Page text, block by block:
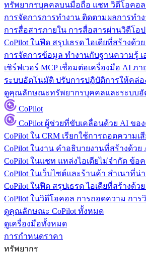
ทรัพยากรบุคคลบนมือถือ แชท วิดีโอคอล
การจัดการการทำงาน ติดตามผลการทำ
การสื่อสารภายใน การสื่อสารผ่านวิดีโอ
CoPilot ในฟีด สรุปเธรด ไอเดียที่สร้างด้
การจัดการข้อมูล ทำงานกับฐานความรู้
เซิร์ฟเวอร์ MCP เชื่อมต่อเครื่องมือ AI ภ
ระบบอัตโนมัติ ปรับการปฏิบัติการให้คล่อ
ดูคุณลักษณะทรัพยากรบุคคลและระบบ
CoPilot
CoPilot ผู้ช่วยที่ขับเคลื่อนด้วย AI ขอ
CoPilot ใน CRM เรียกใช้การถอดความ
CoPilot ในงาน คำอธิบายงานที่สร้างด้วย
CoPilot ในแชท แหล่งไอเดียไม่จำกัด ข้อ
CoPilot ในเว็บไซต์และร้านค้า สำเนาที่น่
CoPilot ในฟีด สรุปเธรด ไอเดียที่สร้างด้
CoPilot ในวิดีโอคอล การถอดความ การ
ดูคุณลักษณะ CoPilot ทั้งหมด
ดูเครื่องมือทั้งหมด
การกำหนดราคา
ทรัพยากร